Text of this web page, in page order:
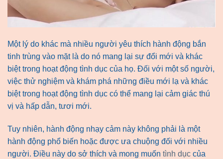
Một lý do khác mà nhiều người yêu thích hành động bắn
tinh trùng vào mặt là do nó mang lại sự đổi mới và khác
biệt trong hoạt động tình dục của họ. Đối với một số người,
việc thử nghiệm và khám phá những điều mới lạ và khác
biệt trong hoạt động tình dục có thể mang lại cảm giác thú
vị và hấp dẫn, tươi mới.
Tuy nhiên, hành động nhạy cảm này không phải là một
hành động phổ biến hoặc được ưa chuộng đối với nhiều
người. Điều này do sở thích và mong muốn tình dục của